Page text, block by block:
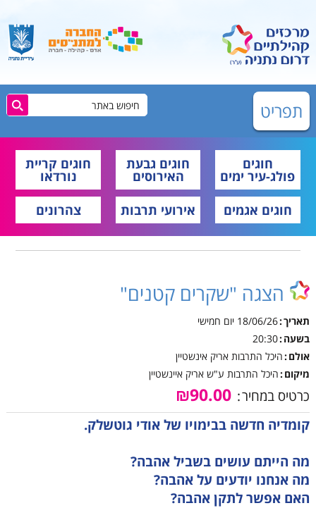
תפריט
חוגים
פולג-עיר ימים
חוגים גבעת
האירוסים
חוגים קריית
נורדאו
חוגים אגמים
אירועי תרבות צהרונים
הצגה "שקרים קטנים"
תאריך 18/06/26 יום חמישי
בשעה 20:30
אולם היכל התרבות אריק אינשטיין
מיקום היכל התרבות ע"ש אריק איינשטיין
כרטיס במחיר
קומדיה חדשה בבימויו של אודי גוטשלק.
מה הייתם עושים בשביל אהבה?
מה אנחנו יודעים על אהבה?
האם אפשר לתקן אהבה?